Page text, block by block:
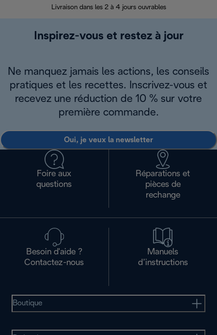
Livraison dans les 2 à 4 jours ouvrables
Inspirez-vous et restez à jour
Ne manquez jamais les actions, les conseils
pratiques et les recettes. Inscrivez-vous et
recevez une réduction de 10 % sur votre
première commande.
Oui, je veux la newsletter
Foire aux
questions
Réparations et
pièces de
rechange
Besoin d'aide ?
Contactez-nous
Manuels
d’instructions
Boutique